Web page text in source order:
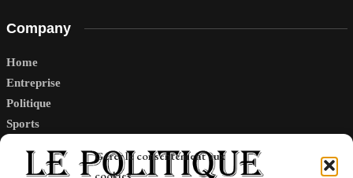
Gérer le consentement aux
Company
Home
Entreprise
Politique
Sports